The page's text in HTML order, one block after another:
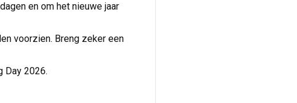
en om het nieuwe jaar
voorzien. Breng zeker een
Day 2026.